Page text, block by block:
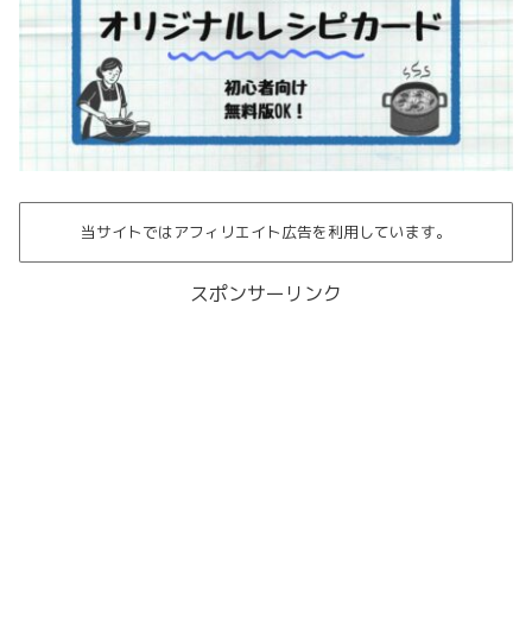
当サイトではアフィリエイト広告を利用しています。
スポンサーリンク